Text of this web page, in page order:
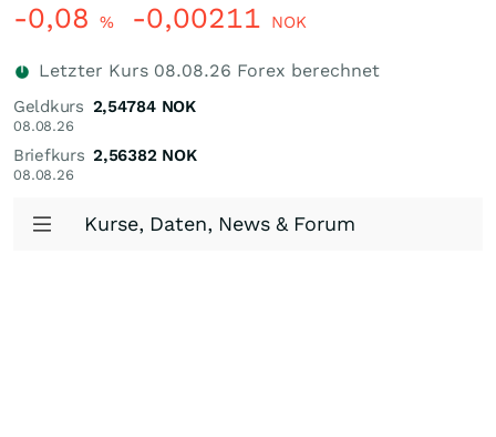
-0,08 % -0,00211 NOK
Letzter Kurs 08.08.26 Forex berechnet
Geldkurs
08.08.26
2,54784 NOK
Briefkurs
08.08.26
2,56382 NOK
Kurse, Daten, News & Forum